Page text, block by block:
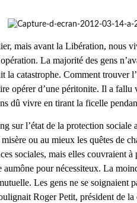
mais avant la Libération, nous
La majorité des gens
la catastrophe. Comment trouver
opérer d’une péritonite. Il a fallu
dû vivre en tirant la ficelle
sur l’état de la protection sociale
ou au mieux les quêtes de
sociales, mais elles couvraient
aumône pour nécessiteux. La
Les gens ne se soignaient
Roger Petit, président de